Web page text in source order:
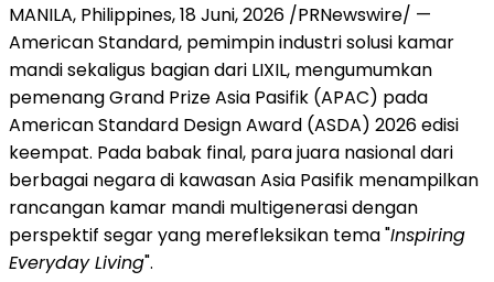
MANILA, Philippines,18 Juni, 2026 /PRNewswire/ —
American Standard, pemimpin industri solusi kamar
mandi sekaligus bagian dari LIXIL, mengumumkan
pemenang Grand Prize Asia Pasifik (APAC) pada
American Standard Design Award (ASDA) 2026 edisi
keempat. Pada babak final, para juara nasional dari
berbagai negara di kawasan Asia Pasifik menampilkan
rancangan kamar mandi multigenerasi dengan
perspektif segar yang merefleksikan tema "Inspiring
Everyday Living".